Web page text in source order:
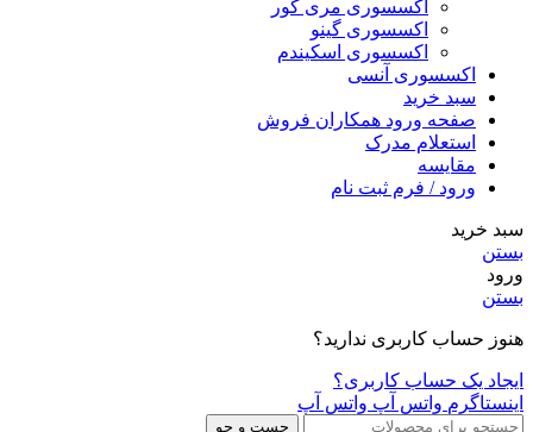
اکسسوری مری کور
اکسسوری گینو
اکسسوری اسکیندم
اکسسوری آنسی
سبد خرید
صفحه ورود همکاران فروش
استعلام مدرک
مقایسه
ورود / فرم ثبت نام
سبد خرید
بستن
ورود
بستن
هنوز حساب کاربری ندارید؟
ایجاد یک حساب کاربری؟
اینستاگرم واتس آپ واتس آپ
جست و جو